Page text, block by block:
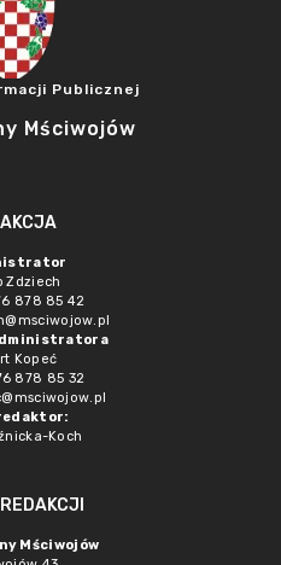
Publicznej
Mściwojów
Zdziech
878 85 42
Kopeć
878 85 32
Koch
Mściwojów